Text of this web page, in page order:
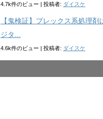
4.7k件のビュー | 投稿者: ダイスケ
【鬼検証】プレックス系処理
ジタ...
4.6k件のビュー | 投稿者: ダイスケ